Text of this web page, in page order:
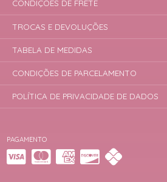
PAGAMENTO
CONDIÇÕES DE FRETE
TROCAS E DEVOLUÇÕES
TABELA DE MEDIDAS
CONDIÇÕES DE PARCELAMENTO
POLÍTICA DE PRIVACIDADE DE DADOS